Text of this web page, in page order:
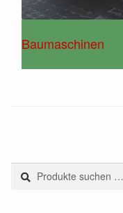
Baumaschinen
Suchen
nach:
Suchen